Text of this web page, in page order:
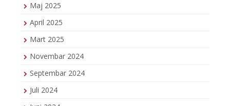
Maj 2025
April 2025
Mart 2025
Novembar 2024
Septembar 2024
Juli 2024